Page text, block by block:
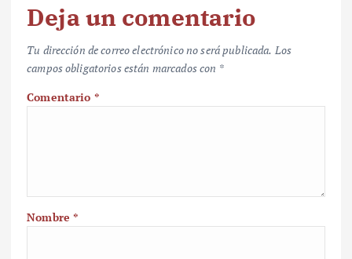
Deja un comentario
Tu dirección de correo electrónico no será publicada. Los
campos obligatorios están marcados con *
Comentario *
Nombre*